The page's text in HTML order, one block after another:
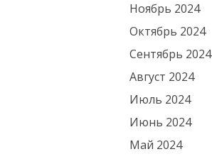
Ноябрь 2024
Октябрь 2024
Сентябрь 2024
Август 2024
Июль 2024
Июнь 2024
Май 2024